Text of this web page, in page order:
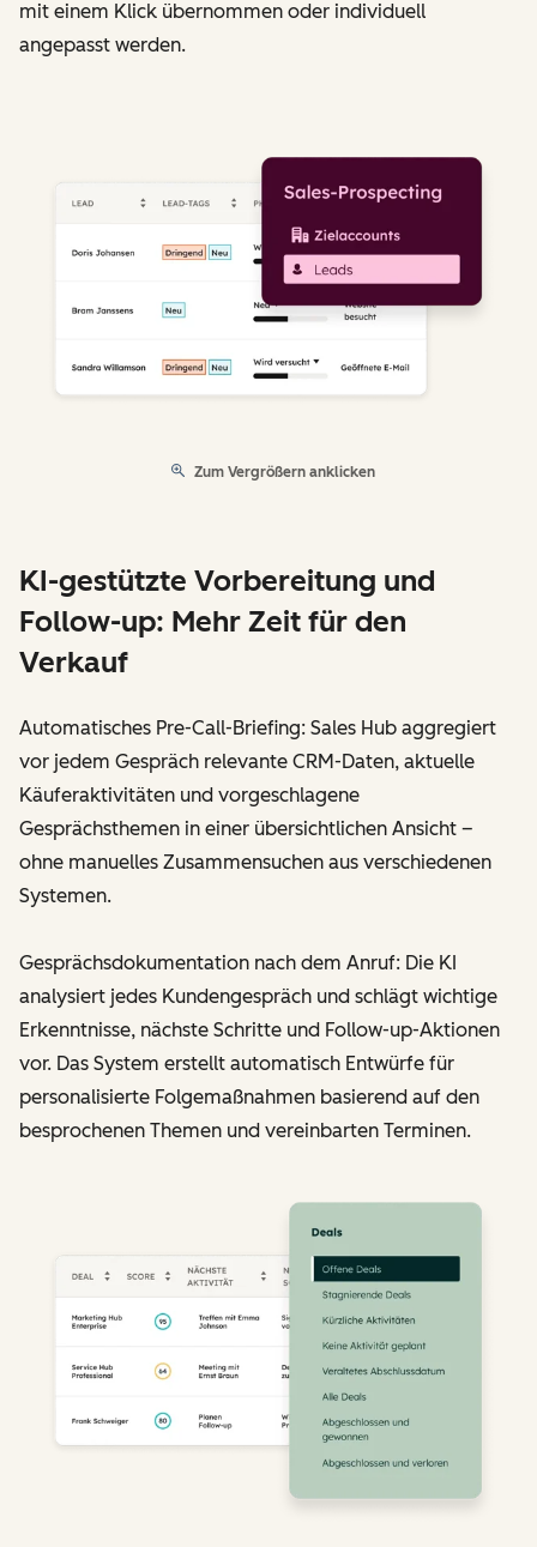
mit einem Klick übernommen oder individuell
angepasst werden.
Zum Vergrößern anklicken
KI-gestützte Vorbereitung und
Follow-up: Mehr Zeit für den
Verkauf
Automatisches Pre-Call-Briefing: Sales Hub aggregiert
vor jedem Gespräch relevante CRM-Daten, aktuelle
Käuferaktivitäten und vorgeschlagene
Gesprächsthemen in einer übersichtlichen Ansicht –
ohne manuelles Zusammensuchen aus verschiedenen
Systemen.
Gesprächsdokumentation nach dem Anruf: Die KI
analysiert jedes Kundengespräch und schlägt wichtige
Erkenntnisse, nächste Schritte und Follow-up-Aktionen
vor. Das System erstellt automatisch Entwürfe für
personalisierte Folgemaßnahmen basierend auf den
besprochenen Themen und vereinbarten Terminen.